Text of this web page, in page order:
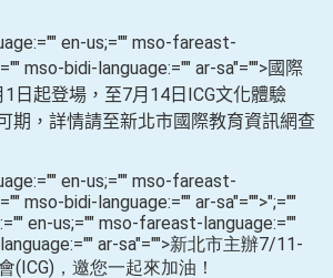
en-us;="" mso-fareast-
mso-bidi-language:="" ar-sa"="">國際
1 日起登場，至7月 14 日 ICG文化體驗
期，詳情請至新北市國際教育資訊網查
en-us;="" mso-fareast-
mso-bidi-language:="" ar-sa"="">";=""
en-us;="" mso-fareast-language:=""
ar-sa"="">新北市主辦7/11-
(ICG) ，邀您一起來加油！